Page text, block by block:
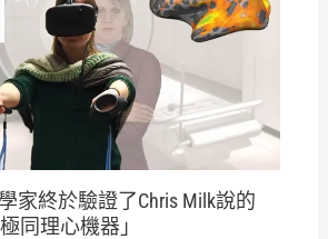
家終於驗證了Chris Milk說的
同理心機器」